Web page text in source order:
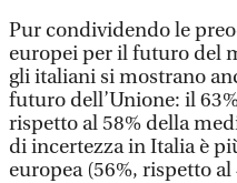
Pur condividendo le
europei per il futuro del
gli italiani si mostrano
futuro dell’Unione: il
rispetto al 58% della
di incertezza in Italia è
europea (56%, rispetto